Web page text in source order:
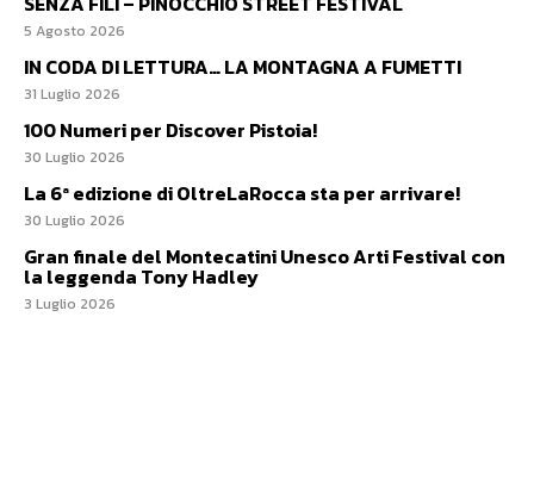
5 Agosto 2026
IN CODA DI LETTURA… LA MONTAGNA A FUMETTI
31 Luglio 2026
100 Numeri per Discover Pistoia!
30 Luglio 2026
La 6ª edizione di OltreLaRocca sta per arrivare!
30 Luglio 2026
Gran finale del Montecatini Unesco Arti Festival con
la leggenda Tony Hadley
3 Luglio 2026